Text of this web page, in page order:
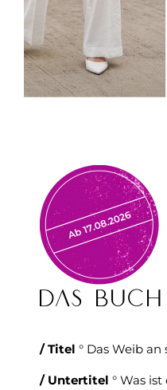
Das Buch
/ Titel ° Das Weib
/ Untertitel ° Was